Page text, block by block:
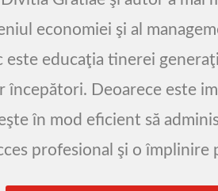
economiei şi al
este educaţia tinerei
începători. Deoarece este
în mod eficient să
profesional şi o împlinire